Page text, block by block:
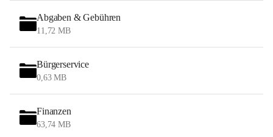
Abgaben & Gebühren
11,72 MB
Bürgerservice
0,63 MB
Finanzen
63,74 MB